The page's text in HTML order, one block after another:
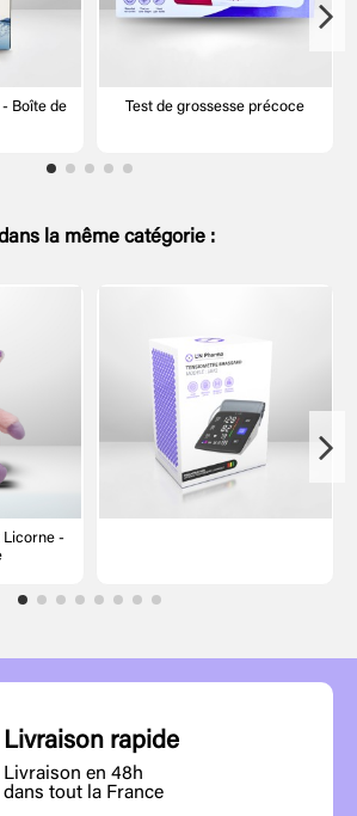
- Boîte de
Test de grossesse précoce
la même catégorie :
Licorne -
Livraison rapide
Livraison en 48h
dans tout la France